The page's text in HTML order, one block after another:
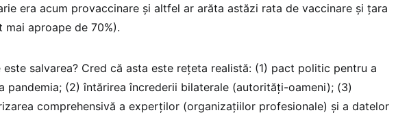
era acum provaccinare și altfel ar arăta astăzi rata de vaccinare și țara
mai aproape de 70%).
este salvarea? Cred că asta este rețeta realistă: (1) pact politic pentru a
pandemia; (2) întărirea încrederii bilaterale (autorități-oameni); (3)
comprehensivă a experților (organizațiilor profesionale) și a datelor